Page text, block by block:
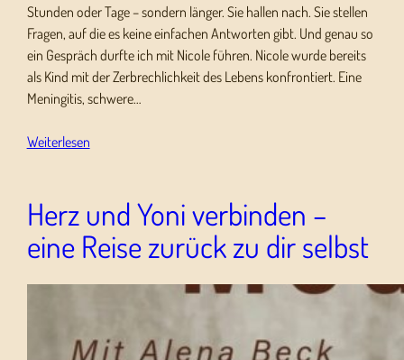
Stunden oder Tage – sondern länger. Sie hallen nach. Sie stellen
Fragen, auf die es keine einfachen Antworten gibt. Und genau so
ein Gespräch durfte ich mit Nicole führen. Nicole wurde bereits
als Kind mit der Zerbrechlichkeit des Lebens konfrontiert. Eine
Meningitis, schwere…
Weiterlesen
Herz und Yoni verbinden –
eine Reise zurück zu dir selbst